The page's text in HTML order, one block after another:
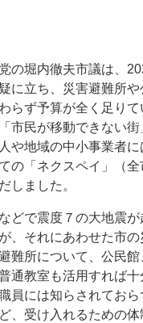
の堀内徹夫市議は、
に立ち、災害避難所
らず予算が全く足り
市民が移動できない
や地域の中小事業者
の「ネクスペイ」（
しました。
どで震度７の大地震
、それにあわせた市
難所について、公民
通教室も活用すれば
員には知らされてお
、受け入れるための